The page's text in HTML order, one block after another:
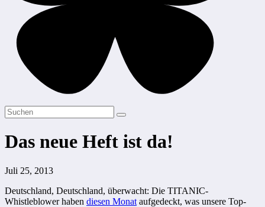
Das neue Heft ist da!
Juli 25, 2013
Deutschland, Deutschland, überwacht: Die TITANIC-
Whistleblower haben diesen Monat aufgedeckt, was unsere Top-